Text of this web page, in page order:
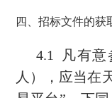
四、招标文件的获
4.1
凡有
人），应当在